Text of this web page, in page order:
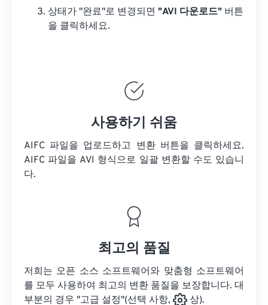
상태가 "완료"로 변경되면 "AVI 다운로드" 버튼
을 클릭하세요.
사용하기 쉬움
AIFC 파일을 업로드하고 변환 버튼을 클릭하세요.
AIFC 파일을 AVI 형식으로 일괄 변환할 수도 있습니
다.
최고의 품질
저희는 오픈 소스 소프트웨어와 맞춤형 소프트웨어
를 모두 사용하여 최고의 변환 품질을 보장합니다. 대
부분의 경우 "고급 설정"(선택 사항,
상).